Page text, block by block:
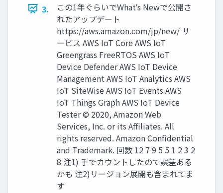
3.
この1年ぐらいでWhatʼs Newで公開さ
れたアップデート
https://aws.amazon.com/jp/new/ サ
ービス AWS IoT Core AWS IoT
Greengrass FreeRTOS AWS IoT
Device Defender AWS IoT Device
Management AWS IoT Analytics AWS
IoT SiteWise AWS IoT Events AWS
IoT Things Graph AWS IoT Device
Tester © 2020, Amazon Web
Services, Inc. or its Affiliates. All
rights reserved. Amazon Confidential
and Trademark. 回数 12 7 9 5 5 1 2 3 2
8 注1) 手でカウントしたので誤差ある
かも 注2)リージョン展開も含まれてま
す